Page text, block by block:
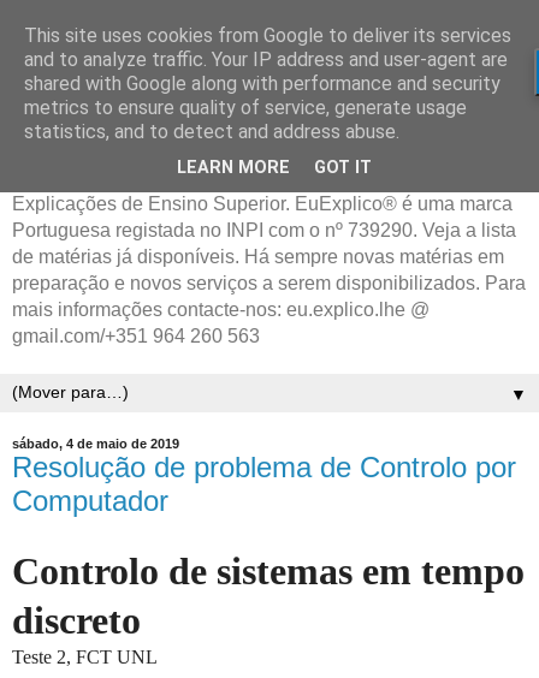
Explicações de Ensino Superior. EuExplico® é uma marca
Portuguesa registada no INPI com o nº 739290. Veja a lista
de matérias já disponíveis. Há sempre novas matérias em
preparação e novos serviços a serem disponibilizados. Para
mais informações contacte-nos: eu.explico.lhe @
gmail.com/+351 964 260 563
▼
sábado, 4 de maio de 2019
Resolução de problema de Controlo por
Computador
Controlo de sistemas em tempo
discreto
Teste 2, FCT UNL
This site uses cookies from Google to deliver its services
and to analyze traffic. Your IP address and user-agent are
shared with Google along with performance and security
metrics to ensure quality of service, generate usage
statistics, and to detect and address abuse.
LEARN MORE GOT IT